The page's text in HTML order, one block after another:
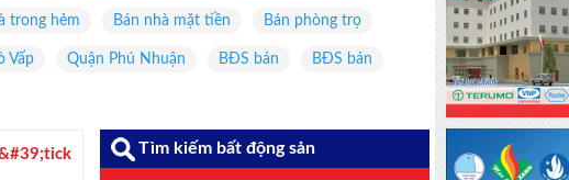
trong hẻm Bán nhà mặt tiền Bán phòng trọ
Vấp Quận Phú Nhuận BĐS bán BĐS bán
Tìm kiếm bất động sản